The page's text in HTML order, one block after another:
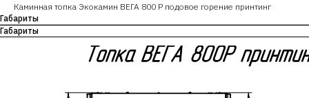
Каминная топка Экокамин ВЕГА 800 P подовое горение принтинг
Габариты
Габариты